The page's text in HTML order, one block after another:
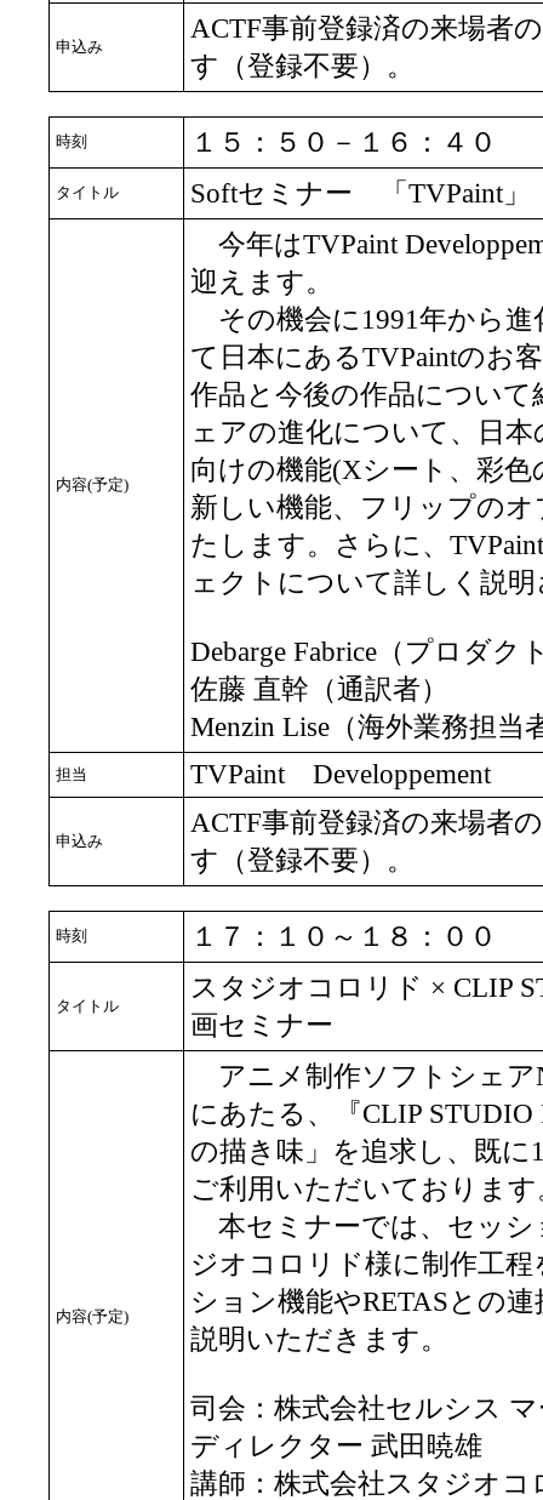
申込み
ACTF事前登録済の来場者
す（登録不要）。
時刻 １５：５０－１６：４０
タイトル Softセミナー 「TVPaint」
内容(予定)
今年はTVPaint
迎えます。
その機会に1991年から進
て日本にあるTVPaintのお
作品と今後の作品につい
ェアの進化について、日
向けの機能(Xシート、彩
新しい機能、フリップの
たします。さらに、
ェクトについて詳しく説
Debarge Fabrice（プロダ
佐藤 直幹（通訳者）
Menzin Lise（海外業務担当
担当 TVPaint Developpement
申込み
ACTF事前登録済の来場者
す（登録不要）。
時刻 １７：１０～１８：００
タイトル
スタジオコロリド × CLIP
画セミナー
内容(予定)
アニメ制作ソフトシェア
にあたる、『CLIP
の描き味」を追求し、既
ご利用いただいております
本セミナーでは、セッシ
ジオコロリド様に制作工
ション機能やRETASとの
説明いただきます。
司会：株式会社セルシス
ディレクター 武田暁雄
講師：株式会社スタジオコ